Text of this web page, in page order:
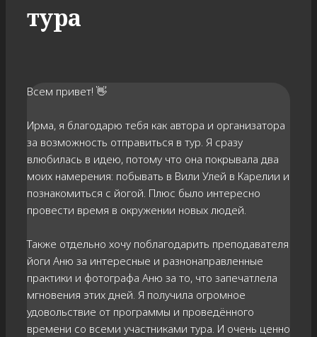
тура
Всем привет! 👋
Ирма, я благодарю тебя как автора и организатора
за возможность отправиться в тур. Я сразу
влюбилась в идею, потому что она покрывала два
моих намерения: побывать в Вили Улей в Карелии и
познакомиться с йогой. Плюс было интересно
провести время в окружении новых людей.
Также отдельно хочу поблагодарить преподавателя
йоги Аню за интересные и разнонаправленные
практики и фотографа Аню за то, что запечатлела
мгновения этих дней. Я получила огромное
удовольствие от программы и проведённого
времени со всеми участниками тура. И очень ценно